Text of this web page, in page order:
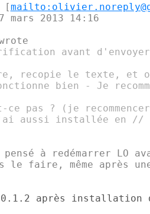
[
mars 2013 14:16
avant
recopie le texte, et
bien - Je
pas ? (je
à redémarrer LO
après installation